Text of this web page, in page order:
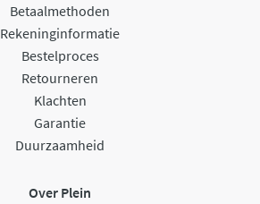
Betaalmethoden
Rekeninginformatie
Bestelproces
Retourneren
Klachten
Garantie
Duurzaamheid
Over Plein